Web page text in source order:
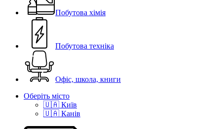
Побутова хімія
Побутова техніка
Офіс, школа, книги
Оберіть місто
🇺🇦 Київ
🇺🇦 Канів